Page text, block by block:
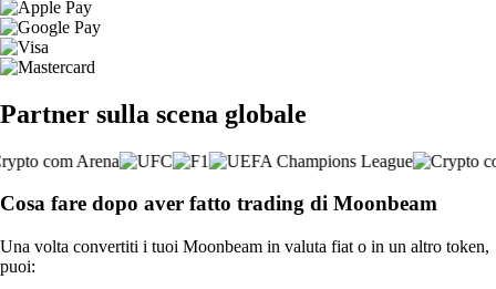
Partner sulla scena globale
Cosa fare dopo aver fatto trading di Moonbeam
Una volta convertiti i tuoi Moonbeam in valuta fiat o in un altro token,
puoi: